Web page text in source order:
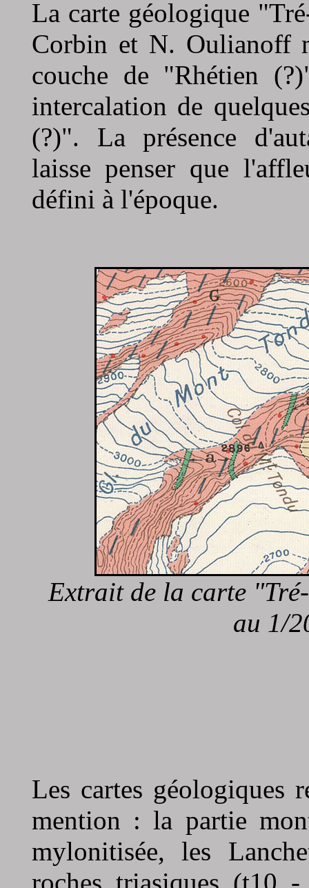
La carte géologique
Corbin et N. Oulianoff
couche de "Rhétien
intercalation de
(?)". La présence
laisse penser que
défini à l'époque.
Extrait de la carte
au 1/
Les cartes géologiques
mention : la partie
mylonitisée, les